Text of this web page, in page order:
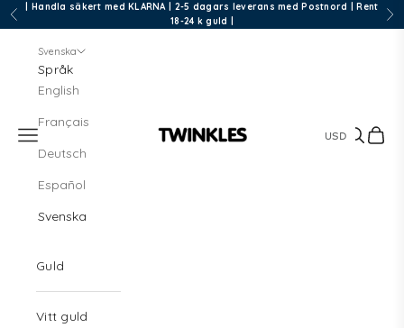
Hoppa till innehållet
Föregående
| Handla säkert med KLARNA | 2-5 dagars leverans med Postnord | Rent
18-24 k guld |
Twinkles Dental Jewelry
Meny
Svenska
Språk
English
Français
Deutsch
Español
Svenska
Sök
Guld
Vitt guld